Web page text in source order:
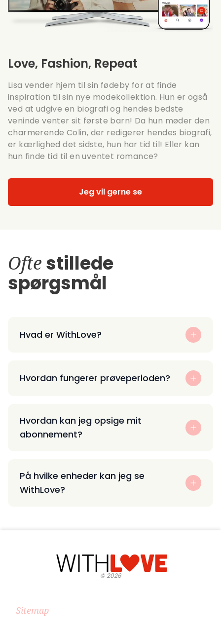
Love, Fashion, Repeat
Lisa vender hjem til sin fødeby for at finde
inspiration til sin nye modekollektion. Hun er også
ved at udgive en biografi og hendes bedste
veninde venter sit første barn! Da hun møder den
charmerende Colin, der redigerer hendes biografi,
er kærlighed det sidste, hun har tid til! Eller kan
hun finde tid til en uventet romance?
Jeg vil gerne se
Ofte stillede
spørgsmål
Hvad er WithLove?
Hvordan fungerer prøveperioden?
Hvordan kan jeg opsige mit
abonnement?
På hvilke enheder kan jeg se
WithLove?
©2026
Sitemap